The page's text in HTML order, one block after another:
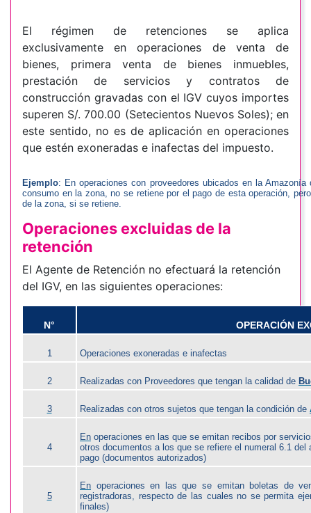
El régimen de retenciones se aplica
exclusivamente en operaciones de venta de
bienes, primera venta de bienes inmuebles,
prestación de servicios y contratos de
construcción gravadas con el IGV cuyos importes
superen S/. 700.00 (Setecientos Nuevos Soles); en
este sentido, no es de aplicación en operaciones
que estén exoneradas e inafectas del impuesto.
Ejemplo: En operaciones con proveedores ubicados en la
consumo en la zona, no se retiene por el pago de esta operación,
de la zona, si se retiene.
Operaciones excluidas de la
retención
El Agente de Retención no efectuará la retención
del IGV, en las siguientes operaciones:
N° OPERACIÓN
1 Operaciones exoneradas e inafectas
2 Realizadas con Proveedores que tengan la calidad de
3 Realizadas con otros sujetos que tengan la condición de
4
En operaciones en las que se emitan recibos por
otros documentos a los que se refiere el numeral 6.1
pago (documentos autorizados)
5
En operaciones en las que se emitan boletas de
registradoras, respecto de las cuales no se permita
finales)